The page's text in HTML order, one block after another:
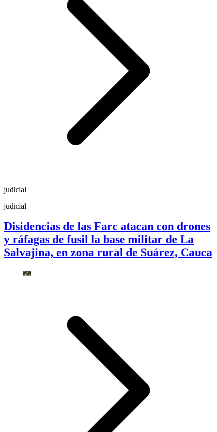
judicial
judicial
Disidencias de las Farc atacan con drones
y ráfagas de fusil la base militar de La
Salvajina, en zona rural de Suárez, Cauca